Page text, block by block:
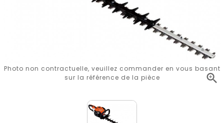

Photo non contractuelle, veuillez commander en vous basant
sur la référence de la pièce